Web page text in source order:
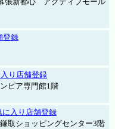
登録
り店舗登録
ピア専門館1階
に入り店舗登録
取ショッピングセンター3階